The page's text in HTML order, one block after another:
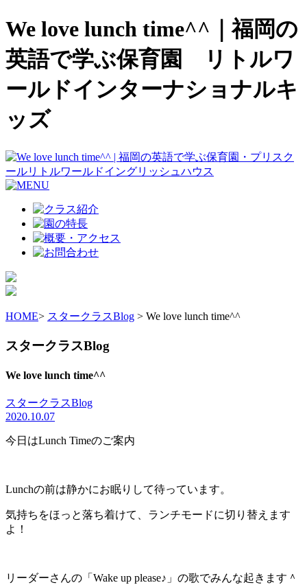
We love lunch time^^｜福岡の
英語で学ぶ保育園 リトルワ
ールドインターナショナルキ
ッズ
HOME> スタークラスBlog > We love lunch time^^
スタークラスBlog
We love lunch time^^
スタークラスBlog
2020.10.07
今日はLunch Timeのご案内
Lunchの前は静かにお眠りして待っています。
気持ちをほっと落ち着けて、ランチモードに切り替えます
よ！
リーダーさんの「Wake up please♪」の歌でみんな起きます＾